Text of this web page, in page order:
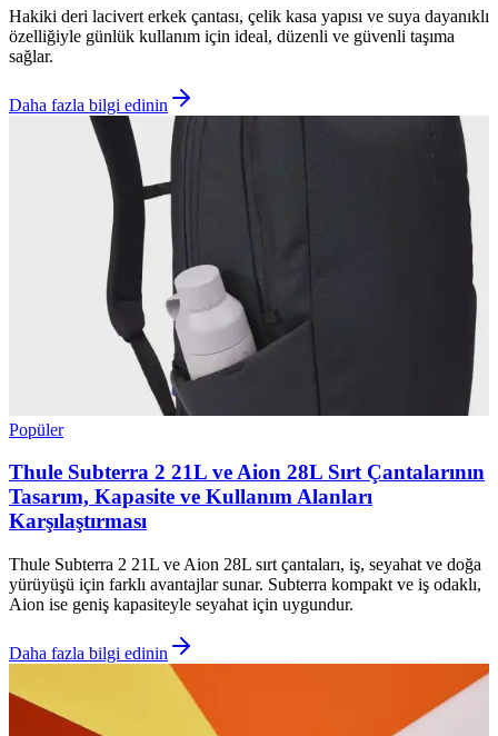
Hakiki deri lacivert erkek çantası, çelik kasa yapısı ve suya dayanıklı
özelliğiyle günlük kullanım için ideal, düzenli ve güvenli taşıma
sağlar.
Daha fazla bilgi edinin
Popüler
Thule Subterra 2 21L ve Aion 28L Sırt Çantalarının
Tasarım, Kapasite ve Kullanım Alanları
Karşılaştırması
Thule Subterra 2 21L ve Aion 28L sırt çantaları, iş, seyahat ve doğa
yürüyüşü için farklı avantajlar sunar. Subterra kompakt ve iş odaklı,
Aion ise geniş kapasiteyle seyahat için uygundur.
Daha fazla bilgi edinin